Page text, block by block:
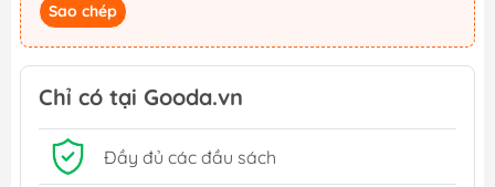
Sao chép
Chỉ có tại Gooda.vn
Đầy đủ các đầu sách